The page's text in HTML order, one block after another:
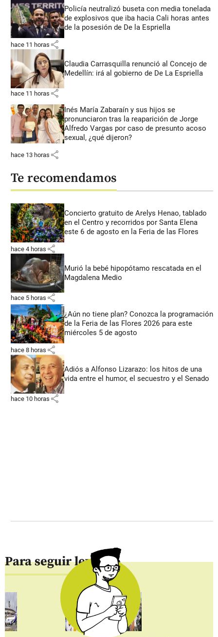
Policía neutralizó buseta con media tonelada
de explosivos que iba hacia Cali horas antes
de la posesión de De la Espriella
hace 11 horas share
Claudia Carrasquilla renunció al Concejo de
Medellín: irá al gobierno de De La Espriella
hace 11 horas share
Inés María Zabaraín y sus hijos se
pronunciaron tras la reaparición de Jorge
Alfredo Vargas por caso de presunto acoso
sexual, ¿qué dijeron?
hace 13 horas share
Te recomendamos
Concierto gratuito de Arelys Henao, tablado
en el Centro y recorridos por Santa Elena
este 6 de agosto en la Feria de las Flores
hace 4 horas share
Murió la bebé hipopótamo rescatada en el
Magdalena Medio
hace 5 horas share
¿Aún no tiene plan? Conozca la programación
de la Feria de las Flores 2026 para este
miércoles 5 de agosto
hace 8 horas share
Adiós a Alfonso Lizarazo: los hitos de una
vida entre el humor, el secuestro y el Senado
hace 10 horas share
Para seguir leyendo